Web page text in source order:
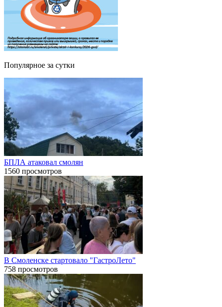
Популярное за сутки
БПЛА атаковал смолян
1560 просмотров
В Смоленске стартовало "ГастроЛето"
758 просмотров